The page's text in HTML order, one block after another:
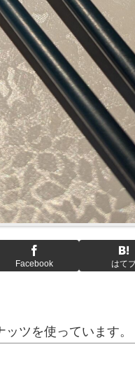
Facebook はて
ツを使っています。